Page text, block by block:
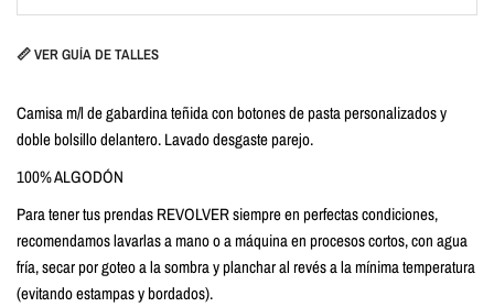
📏 VER GUÍA DE TALLES
Camisa m/l de gabardina teñida con botones de pasta personalizados y
doble bolsillo delantero. Lavado desgaste parejo.
100% ALGODÓN
Para tener tus prendas REVOLVER siempre en perfectas condiciones,
recomendamos lavarlas a mano o a máquina en procesos cortos, con agua
fría, secar por goteo a la sombra y planchar al revés a la mínima temperatura
(evitando estampas y bordados).